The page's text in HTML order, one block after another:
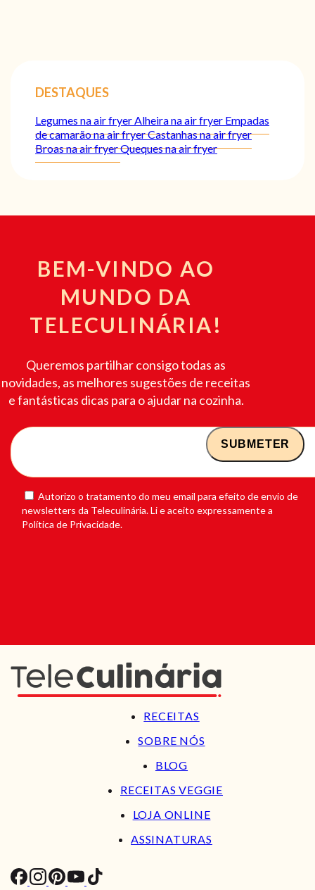
DESTAQUES
Legumes na air fryer Alheira na air fryer Empadas
de camarão na air fryerCastanhas na air fryer
Broas na air fryerQueques na air fryer
BEM-VINDO AO
MUNDO DA
TELECULINÁRIA!
Queremos partilhar consigo todas as
novidades, as melhores sugestões de receitas
e fantásticas dicas para o ajudar na cozinha.
Autorizo o tratamento do meu email para efeito de envio de
newsletters da Teleculinária. Li e aceito expressamente a
Política de Privacidade.
RECEITAS
SOBRE NÓS
BLOG
RECEITAS VEGGIE
LOJA ONLINE
ASSINATURAS